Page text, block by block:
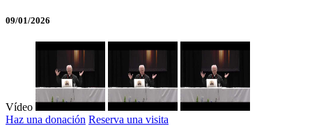
09/01/2026
Vídeo
Haz una donación Reserva una visita